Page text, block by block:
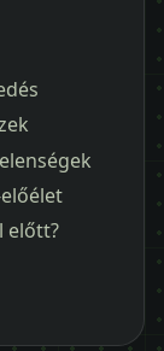
előtt?